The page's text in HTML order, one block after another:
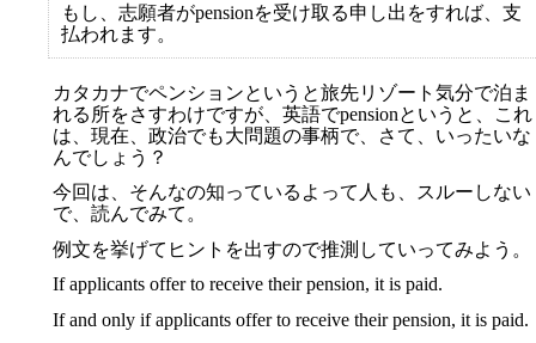
もし、志願者がpensionを受け取る申し出をすれば、支
払われます。
カタカナでペンションというと旅先リゾート気分で泊ま
れる所をさすわけですが、英語でpensionというと、これ
は、現在、政治でも大問題の事柄で、さて、いったいな
んでしょう？
今回は、そんなの知っているよって人も、スルーしない
で、読んでみて。
例文を挙げてヒントを出すので推測していってみよう。
If applicants offer to receive their pension, it is paid.
If and only if applicants offer to receive their pension, it is paid.